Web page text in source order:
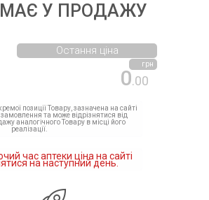
У ПРОДАЖУ
0.00
грн
Остання ціна
позиції Товару, зазначена на сайті
та може відрізнятися від
аналогічного Товару в місці його
реалізації.
час аптеки ціна на сайті
на наступний день.